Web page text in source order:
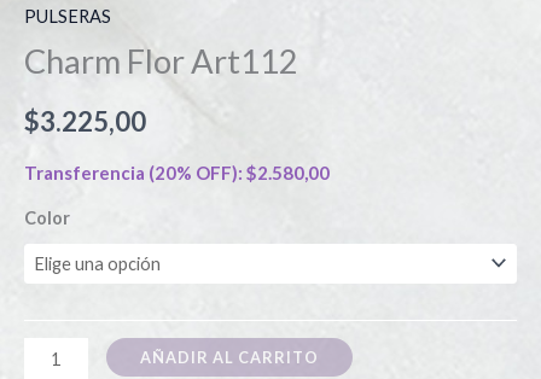
PULSERAS
Charm Flor Art112
$3.225,00
Transferencia (20% OFF): $2.580,00
Color
AÑADIR AL CARRITO